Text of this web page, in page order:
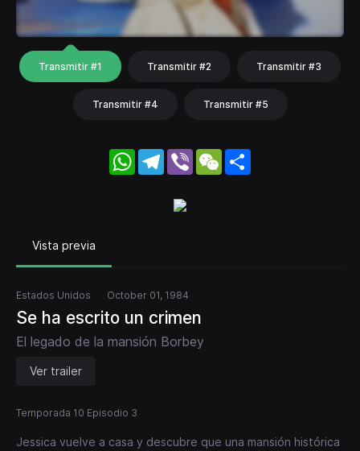
Transmitir #1 Transmitir #2 Transmitir #3
Transmitir #4 Transmitir #5
WhatsApp
Telegram
Viber WeChat
Vista previa
Estados Unidos October 01, 1984
Se ha escrito un crimen
El legado de la mansión Borbey
Ver trailer
Temporada 10 Episodio 3
Jessica vuelve a casa y descubre que una mansión histórica